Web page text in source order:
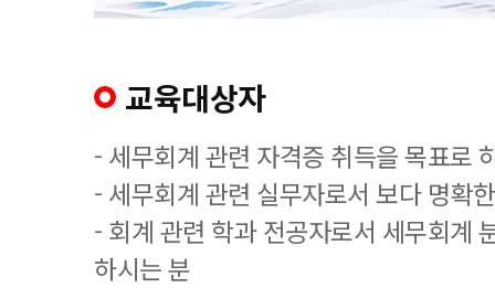
교육대상자
- 세무회계 관련 자격증 취득을 목표로
- 세무회계 관련 실무자로서 보다 명확
- 회계 관련 학과 전공자로서 세무회계
하시는 분